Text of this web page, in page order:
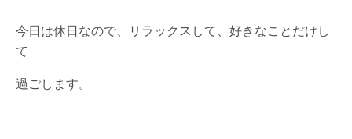
今日は休日なので、リラックスして、好きなことだけし
て
過ごします。